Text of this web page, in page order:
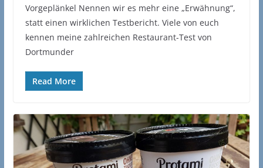
Vorgeplänkel Nennen wir es mehr eine „Erwähnung“,
statt einen wirklichen Testbericht. Viele von euch
kennen meine zahlreichen Restaurant-Test von
Dortmunder
Read More